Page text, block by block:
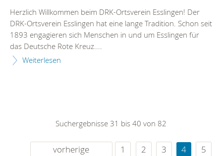
Herzlich Willkommen beim DRK-Ortsverein Esslingen! Der
DRK-Ortsverein Esslingen hat eine lange Tradition. Schon seit
1893 engagieren sich Menschen in und um Esslingen für
das Deutsche Rote Kreuz....
Weiterlesen
Suchergebnisse 31 bis 40 von 82
vorherige 1 2 3 4
5